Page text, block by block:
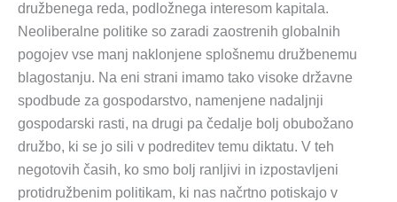
družbenega reda, podložnega interesom kapitala.
Neoliberalne politike so zaradi zaostrenih globalnih
pogojev vse manj naklonjene splošnemu družbenemu
blagostanju. Na eni strani imamo tako visoke državne
spodbude za gospodarstvo, namenjene nadaljnji
gospodarski rasti, na drugi pa čedalje bolj obubožano
družbo, ki se jo sili v podreditev temu diktatu. V teh
negotovih časih, ko smo bolj ranljivi in izpostavljeni
protidružbenim politikam, ki nas načrtno potiskajo v